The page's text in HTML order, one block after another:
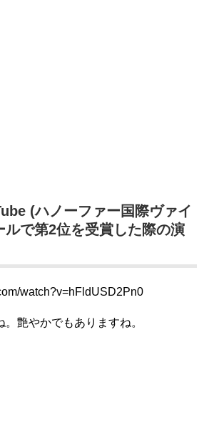
ルで第2位を受賞した際の演
watch?v=hFldUSD2Pn0
艶やかでもありますね。